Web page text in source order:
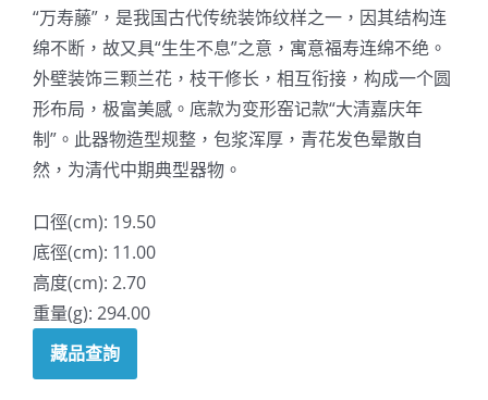
“万寿藤”，是我国古代传统装饰纹样之一，因其结构连
绵不断，故又具“生生不息”之意，寓意福寿连绵不绝。
外壁装饰三颗兰花，枝干修长，相互衔接，构成一个圆
形布局，极富美感。底款为变形窑记款“大清嘉庆年
制”。此器物造型规整，包浆浑厚，青花发色晕散自
然，为清代中期典型器物。
口徑(cm): 19.50
底徑(cm): 11.00
高度(cm): 2.70
重量(g): 294.00
藏品查詢